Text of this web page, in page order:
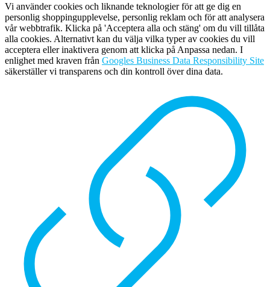
Vi använder cookies och liknande teknologier för att ge dig en
personlig shoppingupplevelse, personlig reklam och för att analysera
vår webbtrafik. Klicka på 'Acceptera alla och stäng' om du vill tillåta
alla cookies. Alternativt kan du välja vilka typer av cookies du vill
acceptera eller inaktivera genom att klicka på Anpassa nedan. I
enlighet med kraven från Googles Business Data Responsibility Site
säkerställer vi transparens och din kontroll över dina data.